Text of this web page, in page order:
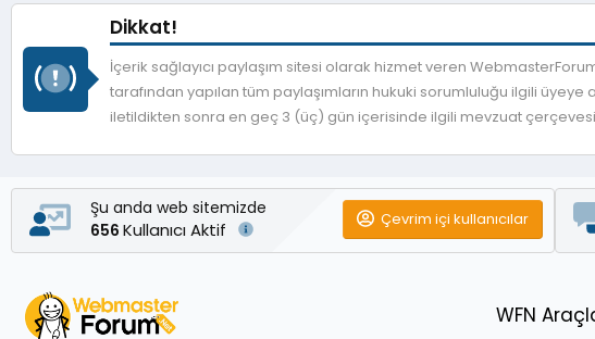
Dikkat!
İçerik sağlayıcı paylaşım sitesi olarak hizmet veren
tarafından yapılan tüm paylaşımların hukuki sorumluluğu ilgili
iletildikten sonra en geç 3 (üç) gün içerisinde ilgili mevzuat
Şu anda web sitemizde
656 Kullanıcı Aktif Çevrim içi kullanıcılar
WFN